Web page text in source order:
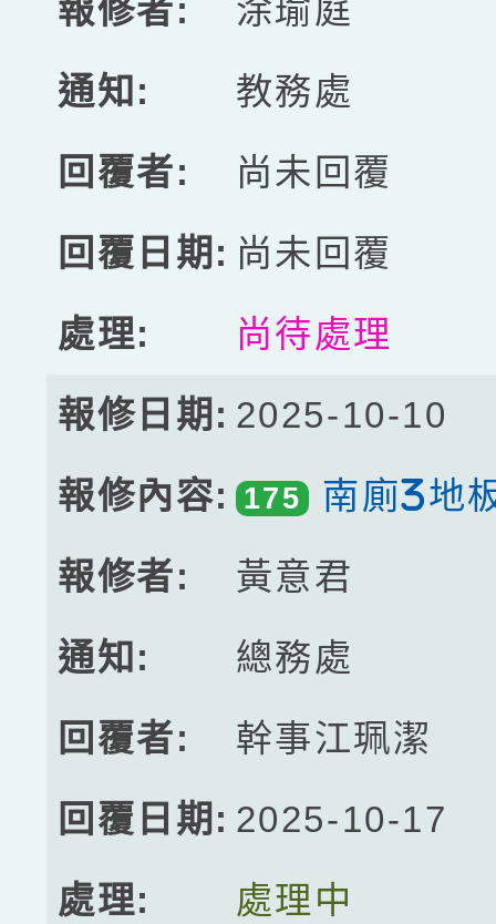
涂瑜庭
教務處
尚未回覆
尚未回覆
尚待處理
2025-10-10
175 南廁3地
黃意君
總務處
幹事江珮潔
2025-10-17
處理中